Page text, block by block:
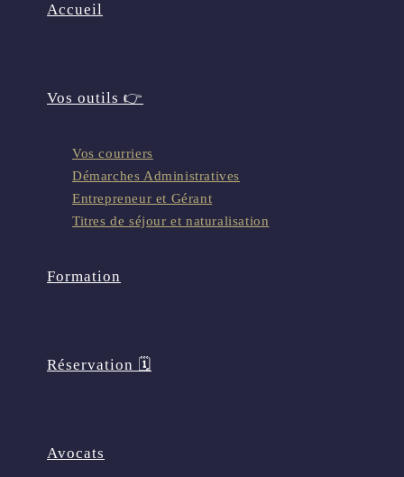
Accueil
Vos outils 👉
Vos courriers
Démarches Administratives
Entrepreneur et Gérant
Titres de séjour et naturalisation
Formation
Réservation 🗓️
Avocats